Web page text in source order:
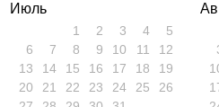
Июль
1 2 3 4
5
6
7 8 9 10 11
12
13
14 15 16 17 18
19
20
21 22 23 24 25
26